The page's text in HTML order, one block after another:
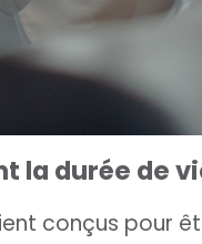
la durée de
conçus pour